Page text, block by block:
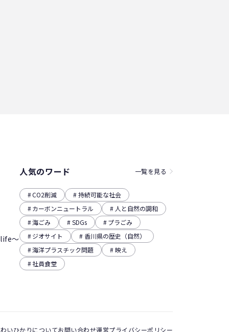
～
人気のワード 一覧を見る
CO2削減
持続可能な社会
カーボンニュートラル
人と自然の調和
海ごみ
SDGs
プラごみ
ジオサイト
香川県の歴史（自然）
海洋プラスチック問題
映え
社員食堂
いひかりについてお問い合わせ運営プライバシーポリシー